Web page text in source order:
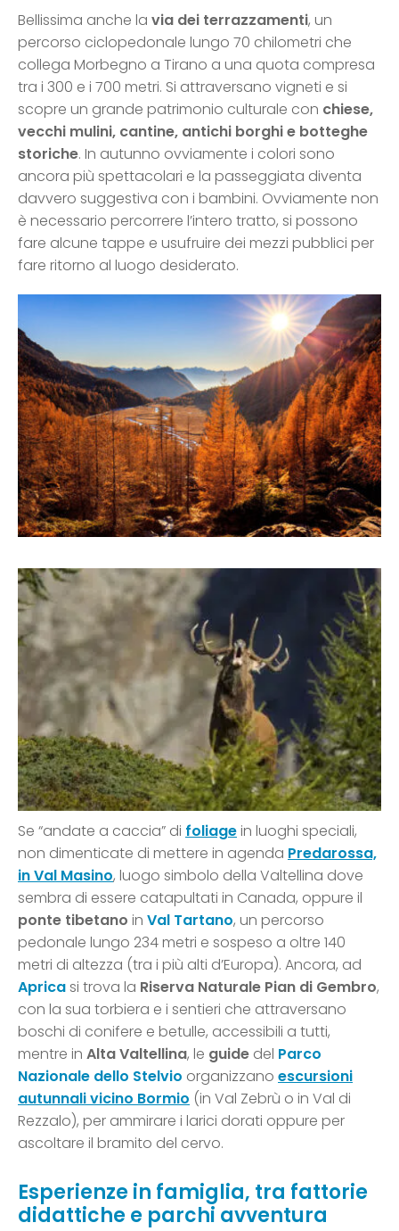
Bellissima anche la via dei terrazzamenti, un
percorso ciclopedonale lungo 70 chilometri che
collega Morbegno a Tirano a una quota compresa
tra i 300 e i 700 metri. Si attraversano vigneti e si
scopre un grande patrimonio culturale con chiese,
vecchi mulini, cantine, antichi borghi e botteghe
storiche. In autunno ovviamente i colori sono
ancora più spettacolari e la passeggiata diventa
davvero suggestiva con i bambini. Ovviamente non
è necessario percorrere l’intero tratto, si possono
fare alcune tappe e usufruire dei mezzi pubblici per
fare ritorno al luogo desiderato.
Se “andate a caccia” di foliagein luoghi speciali,
non dimenticate di mettere in agenda Predarossa,
in Val Masino, luogo simbolo della Valtellina dove
sembra di essere catapultati in Canada, oppure il
ponte tibetano in Val Tartano, un percorso
pedonale lungo 234 metri e sospeso a oltre 140
metri di altezza (tra i più alti d’Europa). Ancora, ad
Apricasi trova la Riserva Naturale Pian di Gembro,
con la sua torbiera e i sentieri che attraversano
boschi di conifere e betulle, accessibili a tutti,
mentre in Alta Valtellina, le guide del Parco
Nazionale dello Stelvio organizzano escursioni
autunnali vicino Bormio (in Val Zebrù o in Val di
Rezzalo), per ammirare i larici dorati oppure per
ascoltare il bramito del cervo.
Esperienze in famiglia, tra fattorie
didattiche e parchi avventura